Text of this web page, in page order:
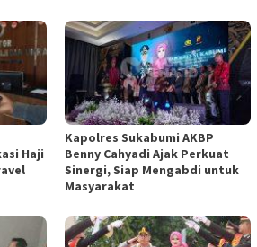
Haji
Kapolres Sukabumi AKBP
Benny Cahyadi Ajak Perkuat
Sinergi, Siap Mengabdi untuk
Masyarakat